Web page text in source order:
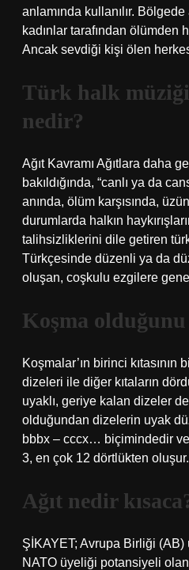
anlamında kullanılır.
kadınlar tarafından ölümden
Ancak sevdiği kişi ölen
Türk halk
nedir?
Ağıt Kavramı Ağıtlara daha
bakıldığında, “canlı ya da
anında, ölüm karşısında,
durumlarda halkın
talihsizliklerini dile getiren
Türkçesinde düzenli ya da
oluşan, coşkulu ezgilere
Koşma olduğunu
Koşmalar’ın birinci
dizeleri ile diğer kıtaların
uyaklı, geriye kalan dizeler
olduğundan dizelerin uyak
bbbx – cccx… biçimindedir
3, en çok 12 dörtlükten oluşur.
Ağıt nedir
ŞİKAYET; Avrupa Birliği (AB)
NATO üyeliği potansiyeli